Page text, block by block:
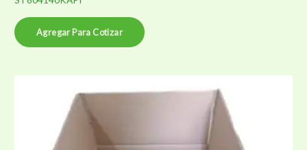
Agregar Para Cotizar